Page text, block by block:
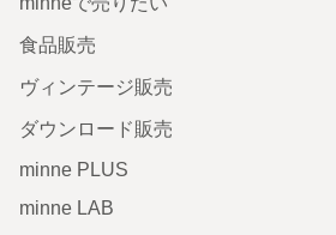
食品販売
ヴィンテージ販売
ダウンロード販売
minne PLUS
minne LAB